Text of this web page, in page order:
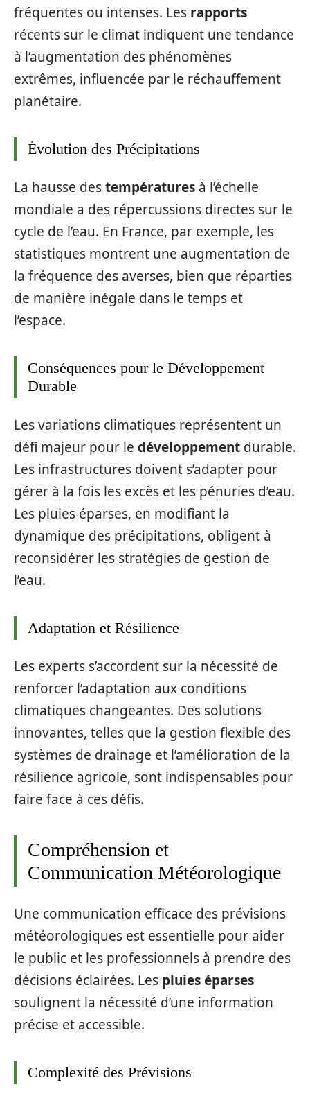
fréquentes ou intenses. Les rapports
récents sur le climat indiquent une tendance
à l’augmentation des phénomènes
extrêmes, influencée par le réchauffement
planétaire.
Évolution des Précipitations
La hausse destempératures à l’échelle
mondiale a des répercussions directes sur le
cycle de l’eau. En France, par exemple, les
statistiques montrent une augmentation de
la fréquence des averses, bien que réparties
de manière inégale dans le temps et
l’espace.
Conséquences pour le Développement
Durable
Les variations climatiques représentent un
défi majeur pour le développement durable.
Les infrastructures doivent s’adapter pour
gérer à la fois les excès et les pénuries d’eau.
Les pluies éparses, en modifiant la
dynamique des précipitations, obligent à
reconsidérer les stratégies de gestion de
l’eau.
Adaptation et Résilience
Les experts s’accordent sur la nécessité de
renforcer l’adaptation aux conditions
climatiques changeantes. Des solutions
innovantes, telles que la gestion flexible des
systèmes de drainage et l’amélioration de la
résilience agricole, sont indispensables pour
faire face à ces défis.
Compréhension et
Communication Météorologique
Une communication efficace des prévisions
météorologiques est essentielle pour aider
le public et les professionnels à prendre des
décisions éclairées. Les pluies éparses
soulignent la nécessité d’une information
précise et accessible.
Complexité des Prévisions